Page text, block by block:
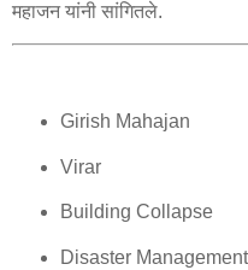
महाजन यांनी सांगितले.
Girish Mahajan
Virar
Building Collapse
Disaster Management